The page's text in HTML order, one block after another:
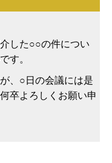
した○○の件につい
す。
、○日の会議には是
卒よろしくお願い申